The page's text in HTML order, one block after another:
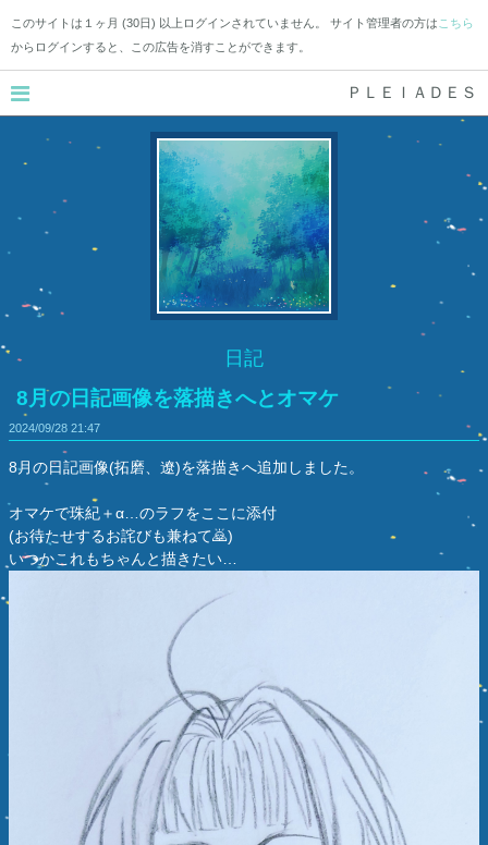
このサイトは１ヶ月 (30日) 以上ログインされていません。 サイト管理者の方は こちら
からログインすると、この広告を消すことができます。
ＰＬＥＩＡＤＥＳ
日記
8月の日記画像を落描きへとオマケ
2024/09/28 21:47
8月の日記画像(拓磨、遼)を落描きへ追加しました。
オマケで珠紀＋α…のラフをここに添付
(お待たせするお詫びも兼ねて🙇)
いつかこれもちゃんと描きたい…